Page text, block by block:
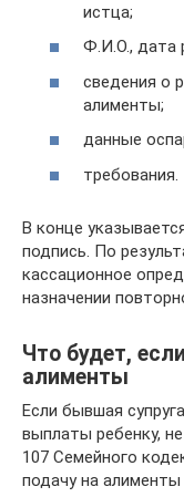
истца;
Ф.И.О., дата
сведения о
алименты;
данные
требования.
В конце
подпись. По
кассационное
назначении
Что будет,
алименты
Если бывшая
выплаты ребенку,
107 Семейного
подачу на